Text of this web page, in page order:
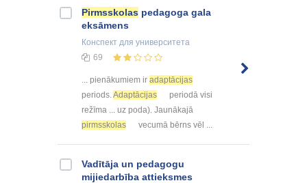
Pirmsskolas pedagoga gala
eksāmens
Конспект для университета
69
... pienākumiem ir adaptācijas
periods. Adaptācijas
periodā visi
režīma ... uz poda). Jaunākajā
pirmsskolas
vecumā bērns vēl ...
Vadītāja un pedagogu
mijiedarbība attieksmes